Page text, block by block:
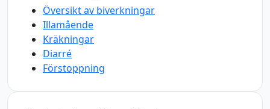
Översikt av biverkningar
Illamående
Kräkningar
Diarré
Förstoppning